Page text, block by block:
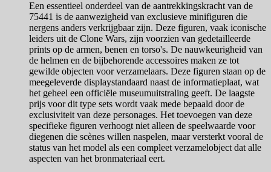
Een essentieel onderdeel van de aantrekkingskracht van de
75441 is de aanwezigheid van exclusieve minifiguren die
nergens anders verkrijgbaar zijn. Deze figuren, vaak iconische
leiders uit de Clone Wars, zijn voorzien van gedetailleerde
prints op de armen, benen en torso's. De nauwkeurigheid van
de helmen en de bijbehorende accessoires maken ze tot
gewilde objecten voor verzamelaars. Deze figuren staan op de
meegeleverde displaystandaard naast de informatieplaat, wat
het geheel een officiële museumuitstraling geeft. De laagste
prijs voor dit type sets wordt vaak mede bepaald door de
exclusiviteit van deze personages. Het toevoegen van deze
specifieke figuren verhoogt niet alleen de speelwaarde voor
diegenen die scènes willen naspelen, maar versterkt vooral de
status van het model als een compleet verzamelobject dat alle
aspecten van het bronmateriaal eert.